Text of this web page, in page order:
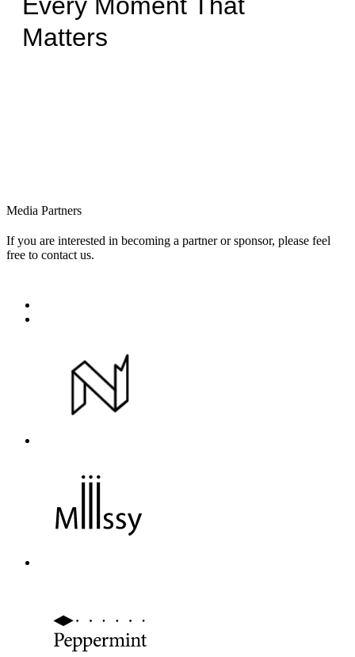
Matters
Media Partners
If you are interested in becoming a partner or sponsor, please feel
free to contact us.